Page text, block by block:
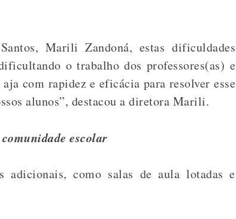
Marili Zandoná, estas dificuldades
o trabalho dos professores(as) e
com rapidez e eficácia para resolver esse
alunos”, destacou a diretora Marili.
escolar
adicionais, como salas de aula lotadas e